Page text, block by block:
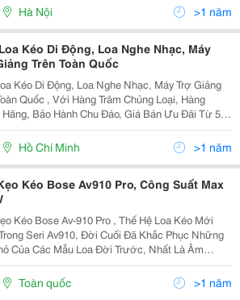
Hà Nội >1 năm
Kéo Di Động, Loa Nghe Nhạc, Máy
Trên Toàn Quốc
Kéo Di Động, Loa Nghe Nhạc, Máy Trợ Giảng
Quốc , Với Hàng Trăm Chủng Loại, Hàng
Hãng, Bảo Hành Chu Đáo, Giá Bán Ưu Đãi Từ 5%
( Giá Đăng Trên Web Là Giá Tượng Trưng, Mọi
Muốn Xem Loa Thì Vào Website...
Hồ Chí Minh >1 năm
Kéo Bose Av910 Pro, Công Suất Max
Kéo Bose Av-910 Pro , Thế Hệ Loa Kéo Mới
Seri Av910, Đời Cuối Đã Khắc Phục Những
Của Các Mẫu Loa Đời Trước, Nhất Là Âm
Được Hoàn Thiện Hơn, Nghe Nhạc Đã Hơn, Hát
Hay Hơn Nhưng Giá Lại Không Hề Tăng Mà
Toàn quốc >1 năm